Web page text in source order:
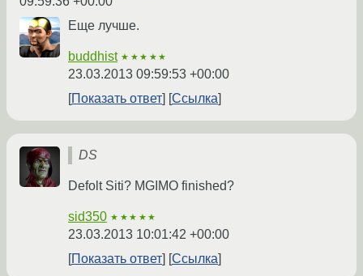
Еще лучше.
buddhist ★★★★★
23.03.2013 09:59:53 +00:00
Показать ответ
Ссылка
DS
Defolt Siti? MGIMO finished?
sid350 ★★★★★
23.03.2013 10:01:42 +00:00
Показать ответ
Ссылка